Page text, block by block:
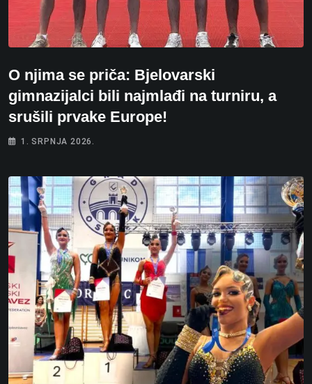
O njima se priča: Bjelovarski
gimnazijalci bili najmlađi na turniru, a
srušili prvake Europe!
1. SRPNJA 2026.